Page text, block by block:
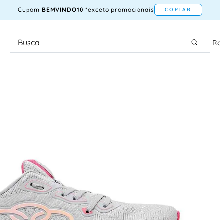
Cupom BEMVINDO10 *exceto promocionais COPIAR